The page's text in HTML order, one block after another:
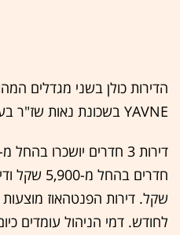
YAVNE בשכונת נאות שז"ר בעיר.